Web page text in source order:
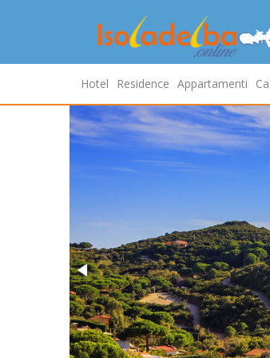
Hotel Residence Appartamenti